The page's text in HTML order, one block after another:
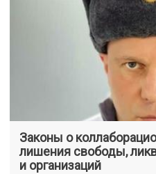
Законы о
лишения свободы,
и организаций